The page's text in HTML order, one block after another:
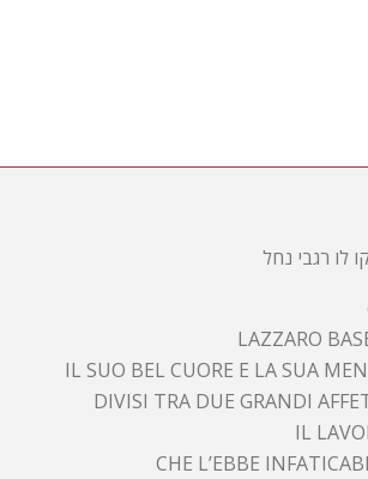
לו רגבי נחל
LAZZARO
IL SUO BEL CUORE E LA SUA
DIVISI TRA DUE GRANDI
IL
CHE L’EBBE